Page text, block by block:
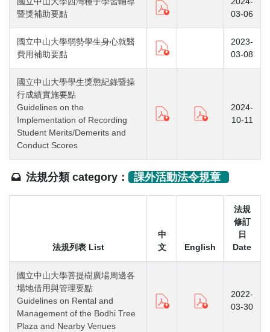
暨獎補助要點
03-06
國立中山大學弱勢學生身心就醫
費用補助要點
2023-
03-08
國立中山大學學生獎懲紀錄暨操
行成績實施要點
Guidelines on the
Implementation of Recording
Student Merits/Demerits and
Conduct Scores
2024-
10-11
法規分類 category： 課外活動法令規章
法規列表 List
中
文
English
法規
修訂
日
Date
國立中山大學菩提樹廣場周邊各
場地借用與管理要點
Guidelines on Rental and
Management of the Bodhi Tree
Plaza and Nearby Venues
2022-
03-30